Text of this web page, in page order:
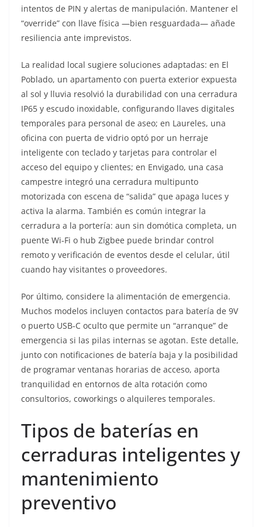
intentos de PIN y alertas de manipulación. Mantener el
“override” con llave física —bien resguardada— añade
resiliencia ante imprevistos.
La realidad local sugiere soluciones adaptadas: en El
Poblado, un apartamento con puerta exterior expuesta
al sol y lluvia resolvió la durabilidad con una cerradura
IP65 y escudo inoxidable, configurando llaves digitales
temporales para personal de aseo; en Laureles, una
oficina con puerta de vidrio optó por un herraje
inteligente con teclado y tarjetas para controlar el
acceso del equipo y clientes; en Envigado, una casa
campestre integró una cerradura multipunto
motorizada con escena de “salida” que apaga luces y
activa la alarma. También es común integrar la
cerradura a la portería: aun sin domótica completa, un
puente Wi‑Fi o hub Zigbee puede brindar control
remoto y verificación de eventos desde el celular, útil
cuando hay visitantes o proveedores.
Por último, considere la alimentación de emergencia.
Muchos modelos incluyen contactos para batería de 9V
o puerto USB‑C oculto que permite un “arranque” de
emergencia si las pilas internas se agotan. Este detalle,
junto con notificaciones de batería baja y la posibilidad
de programar ventanas horarias de acceso, aporta
tranquilidad en entornos de alta rotación como
consultorios, coworkings o alquileres temporales.
Tipos de baterías en
cerraduras inteligentes y
mantenimiento
preventivo